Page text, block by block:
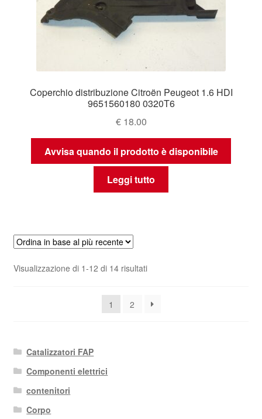
Coperchio distribuzione Citroën Peugeot 1.6 HDI
9651560180 0320T6
€18.00
Avvisa quando il prodotto è disponibile
Leggi tutto
Visualizzazione di 1-12 di 14 risultatiOrdina
al
1 2
Catalizzatori FAP
Componenti elettrici
contenitori
Corpo